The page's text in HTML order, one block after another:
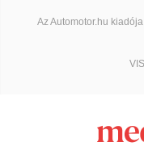
Az Automotor.hu